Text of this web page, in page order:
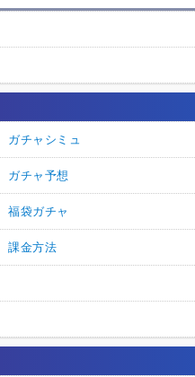
ガチャシミュ
ガチャ予想
福袋ガチャ
課金方法